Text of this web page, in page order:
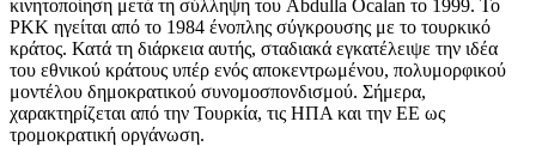
κινητοποίηση μετά τη σύλληψη του Abdulla Öcalan το 1999. Το
PKK ηγείται από το 1984 ένοπλης σύγκρουσης με το τουρκικό
κράτος. Κατά τη διάρκεια αυτής, σταδιακά εγκατέλειψε την ιδέα
του εθνικού κράτους υπέρ ενός αποκεντρωμένου, πολυμορφικού
μοντέλου δημοκρατικού συνομοσπονδισμού. Σήμερα,
χαρακτηρίζεται από την Τουρκία, τις ΗΠΑ και την ΕΕ ως
τρομοκρατική οργάνωση.